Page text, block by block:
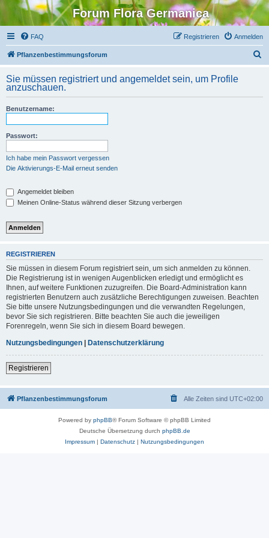
Forum Flora Germanica
FAQ Anmelden
Registrieren
Pflanzenbestimmungsforum
h
Sie müssen registriert und angemeldet sein, um Profile
anzuschauen.
Benutzername:
Passwort:
Ich habe mein Passwort vergessen
Die Aktivierungs-E-Mail erneut senden
Angemeldet bleiben
Meinen Online-Status während dieser Sitzung verbergen
REGISTRIEREN
Sie müssen in diesem Forum registriert sein, um sich anmelden zu können.
Die Registrierung ist in wenigen Augenblicken erledigt und ermöglicht es
Ihnen, auf weitere Funktionen zuzugreifen. Die Board-Administration kann
registrierten Benutzern auch zusätzliche Berechtigungen zuweisen. Beachten
Sie bitte unsere Nutzungsbedingungen und die verwandten Regelungen,
bevor Sie sich registrieren. Bitte beachten Sie auch die jeweiligen
Forenregeln, wenn Sie sich in diesem Board bewegen.
Nutzungsbedingungen | Datenschutzerklärung
Registrieren
Pflanzenbestimmungsforum Alle Zeiten sind UTC+02:00
Powered by phpBB® Forum Software © phpBB Limited
Deutsche Übersetzung durch phpBB.de
Impressum | Datenschutz | Nutzungsbedingungen